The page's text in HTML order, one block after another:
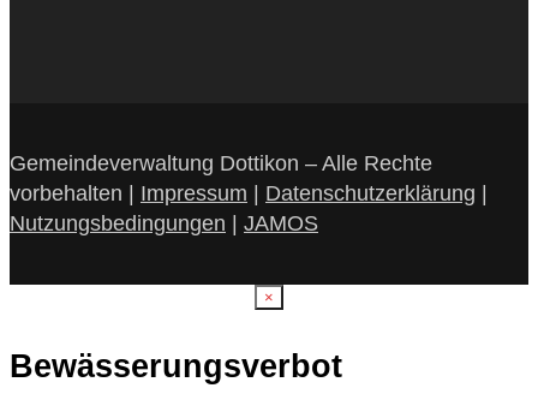
Gemeindeverwaltung Dottikon – Alle Rechte
vorbehalten | Impressum | Datenschutzerklärung |
Nutzungsbedingungen | JAMOS
×
Bewässerungsverbot